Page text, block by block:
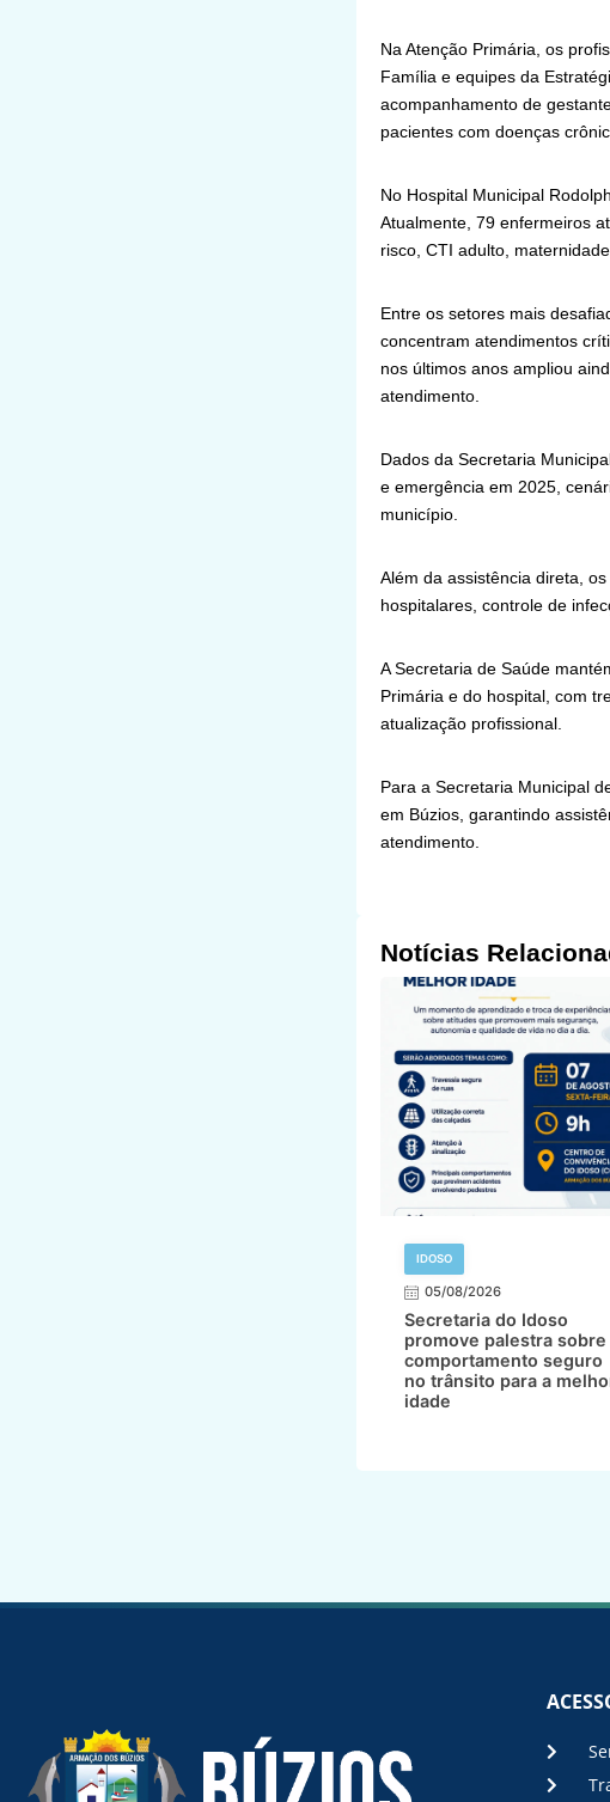
Na Atenção Primária, os
Família e equipes da
acompanhamento de
pacientes com doenças
No Hospital Municipal
Atualmente, 79 enfermeiros
risco, CTI adulto,
Entre os setores mais
concentram atendimentos
nos últimos anos ampliou
atendimento.
Dados da Secretaria
e emergência em 2025,
município.
Além da assistência direta,
hospitalares, controle de
A Secretaria de Saúde
Primária e do hospital, com
atualização profissional.
Para a Secretaria Municipal
em Búzios, garantindo
atendimento.
Notícias
IDOSO
05/08/2026
Secretaria do Idoso
promove palestra sobre
comportamento seguro
no trânsito para a
idade